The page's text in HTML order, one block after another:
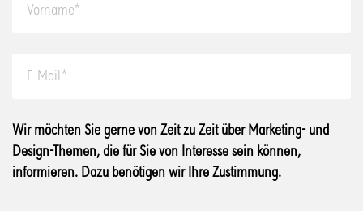
Wir möchten Sie gerne von Zeit zu Zeit über Marketing- und
Design-Themen, die für Sie von Interesse sein können,
informieren. Dazu benötigen wir Ihre Zustimmung.